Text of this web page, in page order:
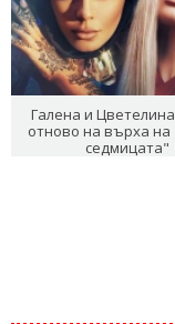
Галена и
отново на върха на
седмицата"